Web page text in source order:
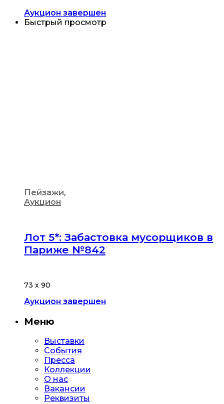
Аукцион завершен
Быстрый просмотр
Пейзажи,
Аукцион
Лот 5*: Забастовка мусорщиков в
Париже №842
73 х 90
Аукцион завершен
Меню
Выставки
События
Пресса
Коллекции
О нас
Вакансии
Реквизиты